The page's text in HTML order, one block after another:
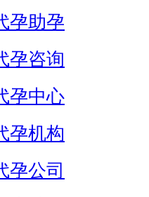
孕助孕
孕咨询
孕中心
孕机构
孕公司